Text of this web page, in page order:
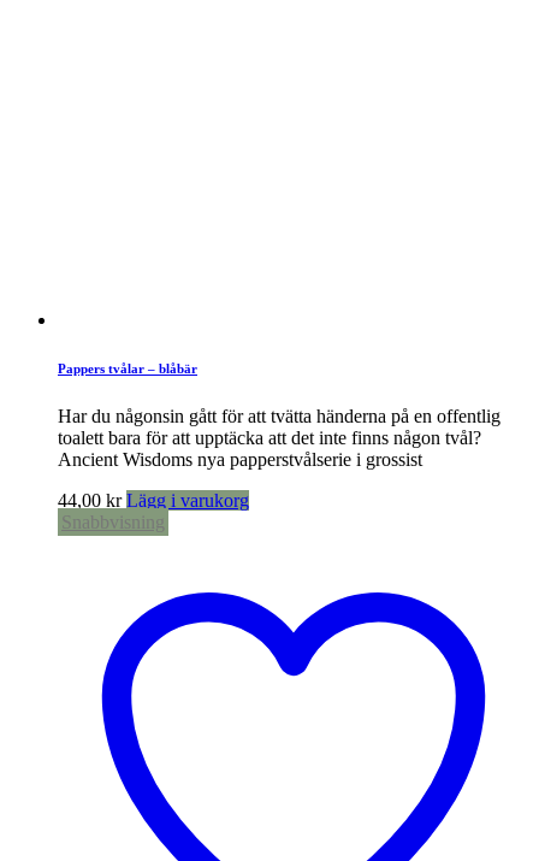
Pappers tvålar – blåbär
Har du någonsin gått för att tvätta händerna på en offentlig
toalett bara för att upptäcka att det inte finns någon tvål?
Ancient Wisdoms nya papperstvålserie i grossist
44,00 kr Lägg i varukorg
Snabbvisning